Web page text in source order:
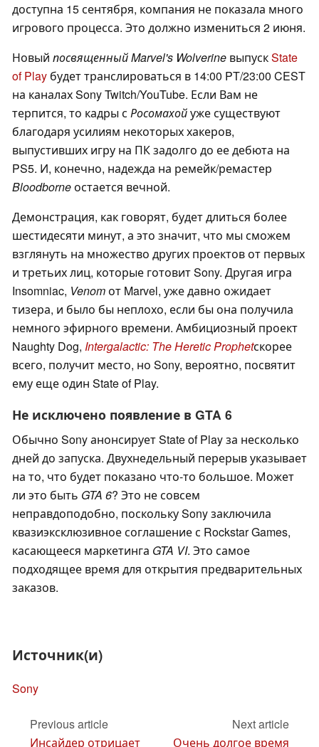
доступна 15 сентября, компания не показала много
игрового процесса. Это должно измениться 2 июня.
Новый посвященный Marvel's Wolverine выпускState
of Play будет транслироваться в 14:00 PT/23:00 CEST
на каналах Sony Twitch/YouTube. Если Вам не
терпится, то кадры с Росомахойуже существуют
благодаря усилиям некоторых хакеров,
выпустивших игру на ПК задолго до ее дебюта на
PS5. И, конечно, надежда на ремейк/ремастер
Bloodborneостается вечной.
Демонстрация, как говорят, будет длиться более
шестидесяти минут, а это значит, что мы сможем
взглянуть на множество других проектов от первых
и третьих лиц, которые готовит Sony. Другая игра
Insomniac, Venomот Marvel, уже давно ожидает
тизера, и было бы неплохо, если бы она получила
немного эфирного времени. Амбициозный проект
Naughty Dog, Intergalactic: The Heretic Prophetскорее
всего, получит место, но Sony, вероятно, посвятит
ему еще один State of Play.
Не исключено появление в GTA 6
Обычно Sony анонсирует State of Play за несколько
дней до запуска. Двухнедельный перерыв указывает
на то, что будет показано что-то большое. Может
ли это быть GTA 6? Это не совсем
неправдоподобно, поскольку Sony заключила
квазиэксклюзивное соглашение с Rockstar Games,
касающееся маркетинга GTA VI. Это самое
подходящее время для открытия предварительных
заказов.
Источник(и)
Sony
Previous article
Инсайдер отрицает
Next article
Очень долгое время